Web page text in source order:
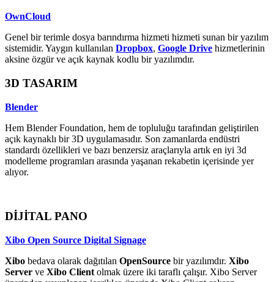
OwnCloud
Genel bir terimle dosya barındırma hizmeti hizmeti sunan bir yazılım
sistemidir. Yaygın kullanılan Dropbox, Google Drive hizmetlerinin
aksine özgür ve açık kaynak kodlu bir yazılımdır.
3D TASARIM
Blender
Hem Blender Foundation, hem de topluluğu tarafından geliştirilen
açık kaynaklı bir 3D uygulamasıdır. Son zamanlarda endüstri
standardı özellikleri ve bazı benzersiz araçlarıyla artık en iyi 3d
modelleme programları arasında yaşanan rekabetin içerisinde yer
alıyor.
DİJİTAL PANO
Xibo Open Source Digital Signage
Xibo bedava olarak dağıtılan OpenSource bir yazılımdır. Xibo
Server ve Xibo Client olmak üzere iki taraflı çalışır. Xibo Server